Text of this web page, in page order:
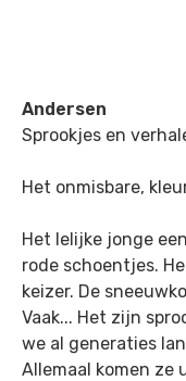
Andersen
Sprookjes en
Het onmisbare,
Het lelijke jonge
rode schoentjes.
keizer. De
Vaak... Het zijn
we al generaties
Allemaal komen ze